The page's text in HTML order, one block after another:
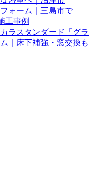
ォーム｜三島市で
工事例
ラスタンダード「グラ
｜床下補強・窓交換も